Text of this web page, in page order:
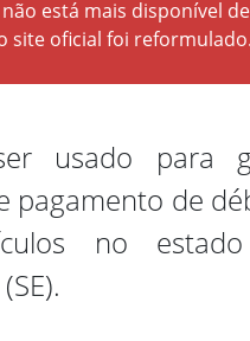
está mais disponível
site oficial foi reformulado.
usado para
pagamento de
no